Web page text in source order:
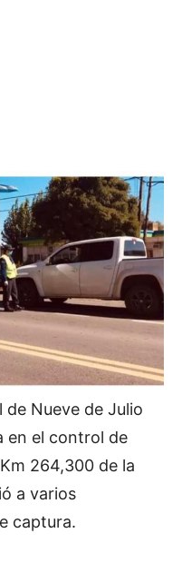
de Nueve de Julio
en el control de
264,300 de la
a varios
captura.